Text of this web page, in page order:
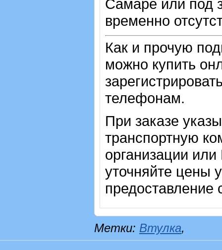
Самаре или под
временно
Как и прочую
можно купить
телефонам.
При заказе
транспортную
организации
уточняйте цены
предоставление
Метки: Втулка,